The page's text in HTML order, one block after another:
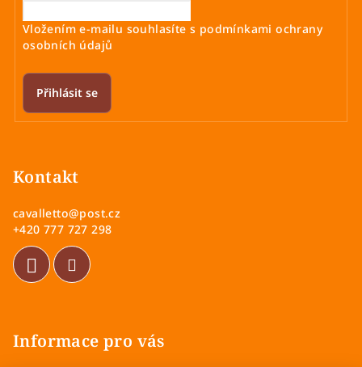
Vložením e-mailu souhlasíte s podmínkami ochrany
osobních údajů
Přihlásit se
Kontakt
cavalletto@post.cz
+420 777 727 298
Informace pro vás